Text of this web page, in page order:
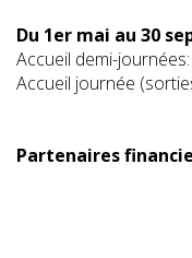
Du 1er mai au 30
Accueil demi-
Accueil journée
Partenaires